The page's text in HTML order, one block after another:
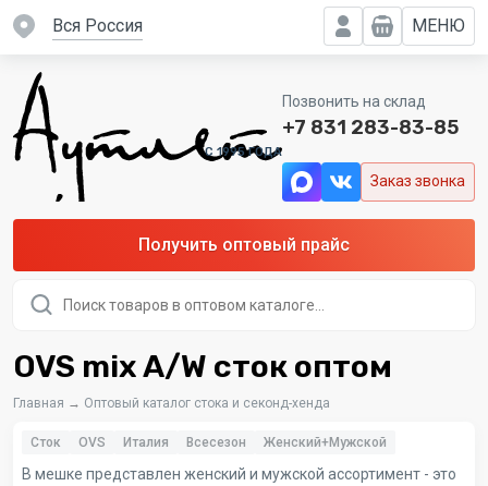
вся Россия МЕНЮ
C 1995 ГОДА
Позвонить на склад
+7 831 283-83-85
Заказ звонка
Получить оптовый прайс
товаров
OVS mix A/W сток оптом
Главная → Оптовый каталог стока и секонд-хенда
Сток OVS Италия Всесезон Женский+Мужской
В мешке представлен женский и мужской ассортимент - это